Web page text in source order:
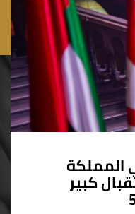
المملكة
كبير